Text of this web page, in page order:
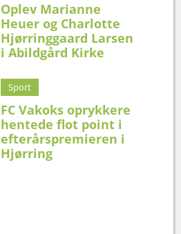
Oplev Marianne
Heuer og Charlotte
Hjørringgaard Larsen
i Abildgård Kirke
Sport
FC Vakoks oprykkere
hentede flot point i
efterårspremieren i
Hjørring